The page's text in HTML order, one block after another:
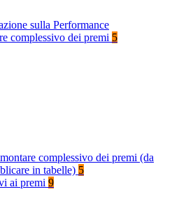
sulla Performance
complessivo dei premi 5
complessivo dei premi (da
in tabelle) 5
ai premi 9